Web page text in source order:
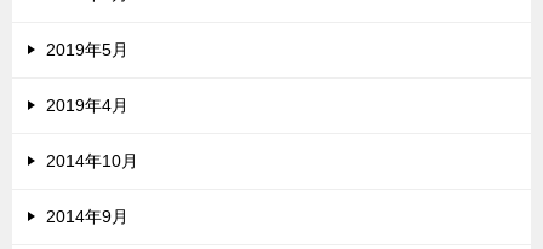
2019年5月
2019年4月
2014年10月
2014年9月